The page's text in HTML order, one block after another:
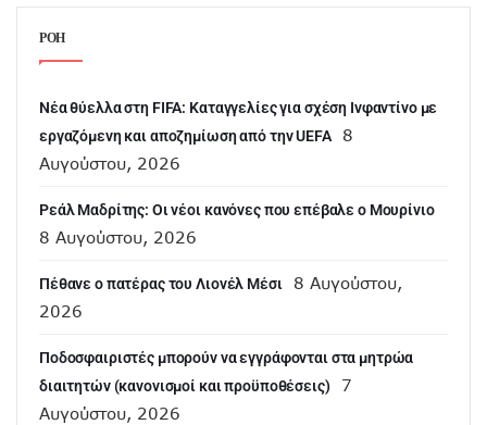
ΡΟΗ
Νέα θύελλα στη FIFA: Καταγγελίες για σχέση Ινφαντίνο με
εργαζόμενη και αποζημίωση από την UEFA
8
Αυγούστου, 2026
Ρεάλ Μαδρίτης: Οι νέοι κανόνες που επέβαλε ο Μουρίνιο
8 Αυγούστου, 2026
Πέθανε ο πατέρας του Λιονέλ Μέσι
8 Αυγούστου,
2026
Ποδοσφαιριστές μπορούν να εγγράφονται στα μητρώα
διαιτητών (κανονισμοί και προϋποθέσεις)
7
Αυγούστου, 2026